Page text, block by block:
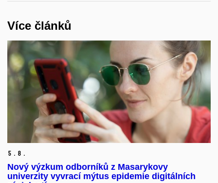
Více článků
5. 8.
Nový výzkum odborníků z Masarykovy
univerzity vyvrací mýtus epidemie digitálních